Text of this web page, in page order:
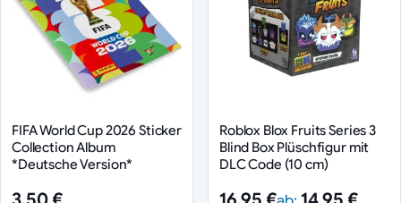
FIFA World Cup 2026 Sticker
Collection Album
*Deutsche Version*
Roblox Blox Fruits Series 3
Blind Box Plüschfigur mit
DLC Code (10 cm)